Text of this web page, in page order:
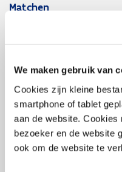
We maken gebruik van
Cookies zijn kleine
smartphone of tablet
aan de website.
bezoeker en de website
ook om de website te
Matchen
Zoek een mediabedrijf
Identificeer jouw
Ontwikkel een
een LOI (Letter of Intent).
Product valideren
Test jouw product: